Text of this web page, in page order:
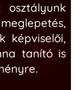
képviselői,
tanító is